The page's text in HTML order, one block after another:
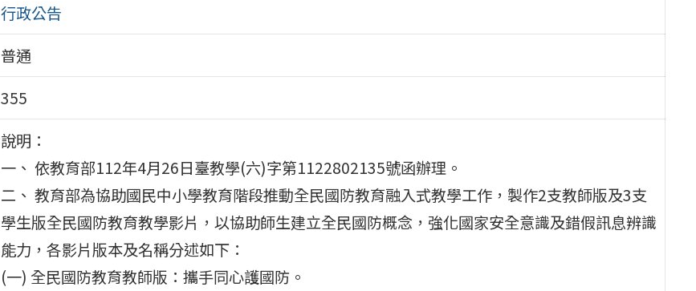
行政公告
普通
355
說明：
一、 依教育部112年4月26日臺教學(六)字第1122802135號函辦理。
二、 教育部為協助國民中小學教育階段推動全民國防教育融入式教學工作，製作2支教師版及3支
學生版全民國防教育教學影片，以協助師生建立全民國防概念，強化國家安全意識及錯假訊息辨識
能力，各影片版本及名稱分述如下：
(一) 全民國防教育教師版：攜手同心護國防。